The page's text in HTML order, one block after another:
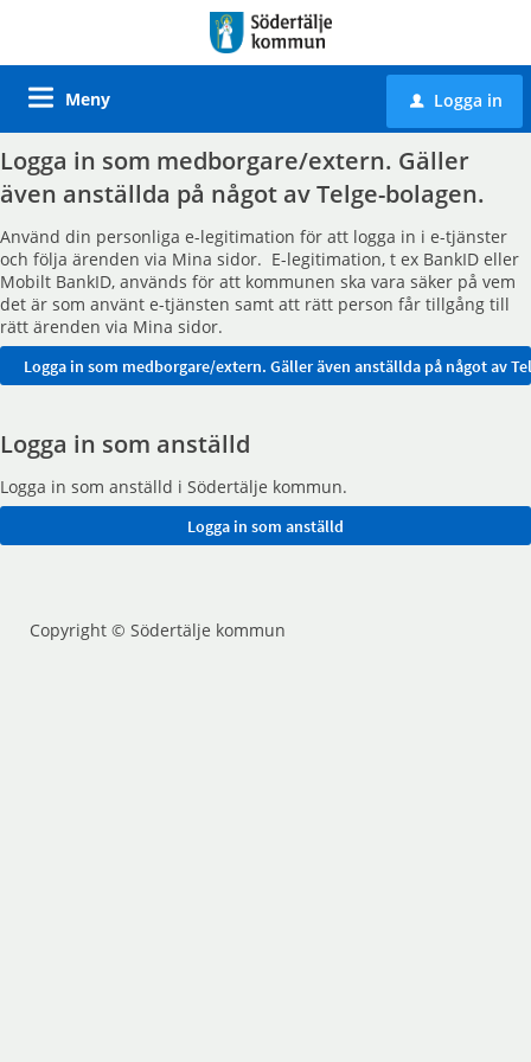
Meny u Logga in
Logga in som medborgare/extern. Gäller
även anställda på något av Telge-bolagen.
Använd din personliga e-legitimation för att logga in i e-tjänster
och följa ärenden via Mina sidor. E-legitimation, t ex BankID eller
Mobilt BankID, används för att kommunen ska vara säker på vem
det är som använt e-tjänsten samt att rätt person får tillgång till
rätt ärenden via Mina sidor.
Logga in som anställd
Logga in som anställd i Södertälje kommun.
Copyright © Södertälje kommun